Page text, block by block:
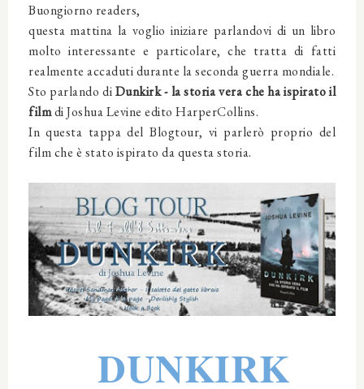
Buongiorno readers,
questa mattina la voglio iniziare parlandovi di un libro
molto interessante e particolare, che tratta di fatti
realmente accaduti durante la seconda guerra mondiale.
Sto parlando diDunkirk - la storia vera che ha ispirato il
filmdi Joshua Levine edito HarperCollins.
In questa tappa del Blogtour, vi parlerò proprio del
film che è stato ispirato da questa storia.
DUNKIRK